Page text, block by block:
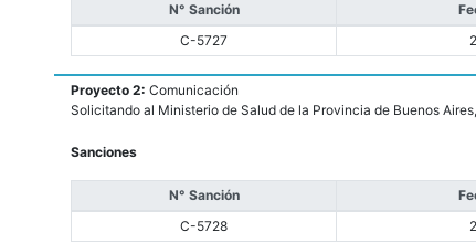
N° Sanción
C-5727
Proyecto 2: Comunicación
Solicitando al Ministerio de Salud de la Provincia de Buenos
Sanciones
N° Sanción
C-5728